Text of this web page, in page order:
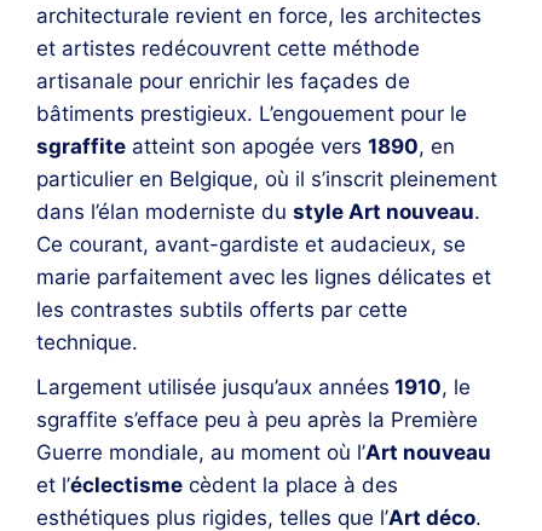
architecturale revient en force, les architectes
et artistes redécouvrent cette méthode
artisanale pour enrichir les façades de
bâtiments prestigieux. L’engouement pour le
sgraffite atteint son apogée vers 1890, en
particulier en Belgique, où il s’inscrit pleinement
dans l’élan moderniste du style Art nouveau.
Ce courant, avant-gardiste et audacieux, se
marie parfaitement avec les lignes délicates et
les contrastes subtils offerts par cette
technique.
Largement utilisée jusqu’aux années 1910, le
sgraffite s’efface peu à peu après la Première
Guerre mondiale, au moment où l’Art nouveau
et l’éclectisme cèdent la place à des
esthétiques plus rigides, telles que l’Art déco.